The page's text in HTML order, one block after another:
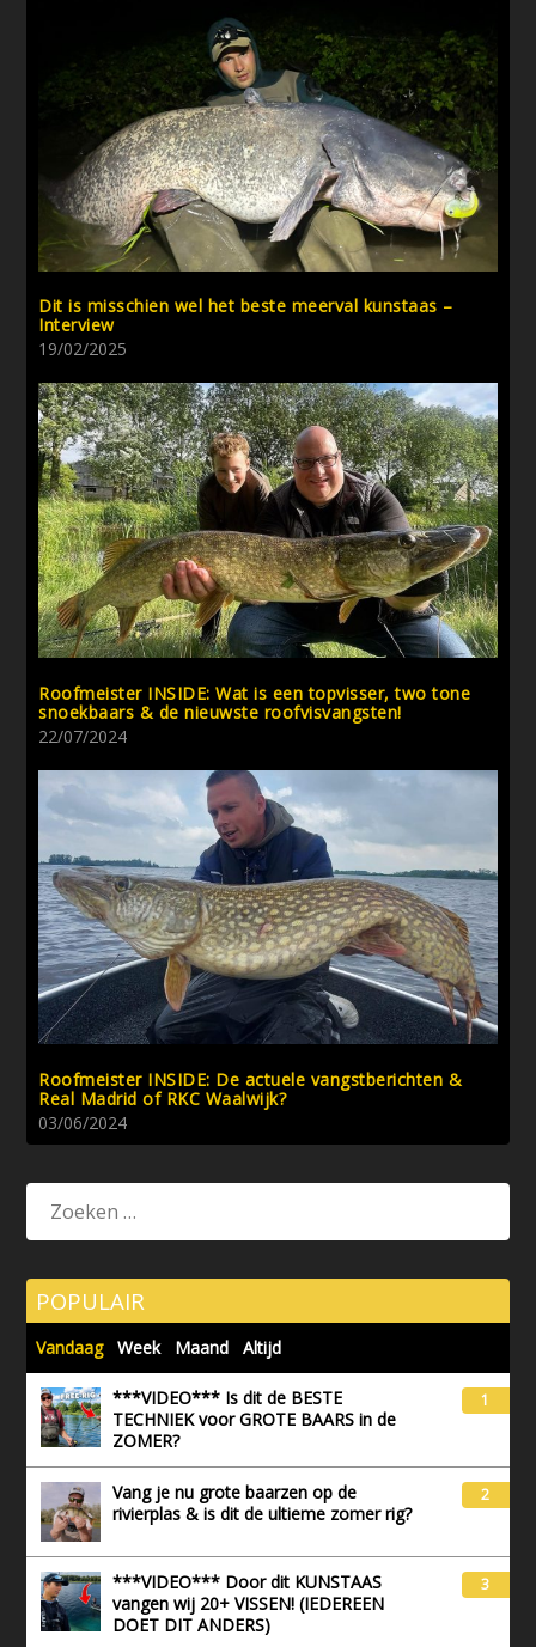
Dit is misschien wel het beste meerval kunstaas –
Interview
19/02/2025
Roofmeister INSIDE: Wat is een topvisser, two tone
snoekbaars & de nieuwste roofvisvangsten!
22/07/2024
Roofmeister INSIDE: De actuele vangstberichten &
Real Madrid of RKC Waalwijk?
03/06/2024
POPULAIR
Vandaag Week Maand Altijd
***VIDEO*** Is dit de BESTE
TECHNIEK voor GROTE BAARS in de
ZOMER?
1
Vang je nu grote baarzen op de
rivierplas & is dit de ultieme zomer rig?
2
***VIDEO*** Door dit KUNSTAAS
vangen wij 20+ VISSEN! (IEDEREEN
DOET DIT ANDERS)
3